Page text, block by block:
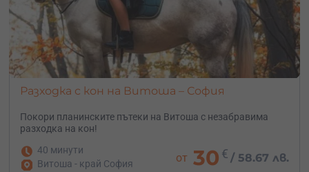
Разходка с кон на Витоша – София
Покори планинските пътеки на Витоша с незабравима
разходка на кон!
40 минути
Витоша - край София
от 30 € / 58.67 лв.